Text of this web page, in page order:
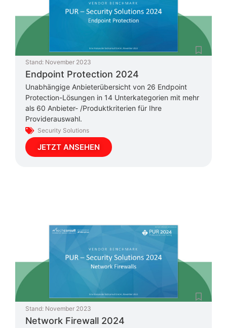
Stand: November 2023
Endpoint Protection 2024
Unabhängige Anbieterübersicht von 26 Endpoint
Protection-Lösungen in 14 Unterkategorien mit mehr
als 60 Anbieter- /Produktkriterien für Ihre
Providerauswahl.
Security Solutions
JETZT ANSEHEN
Stand: November 2023
Network Firewall 2024